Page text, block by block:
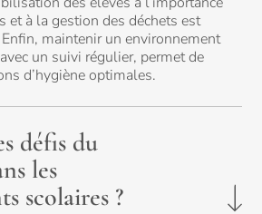
et à la gestion des déchets est
maintenir un environnement
un suivi régulier, permet de
d’hygiène optimales.
défis du
les
scolaires ?